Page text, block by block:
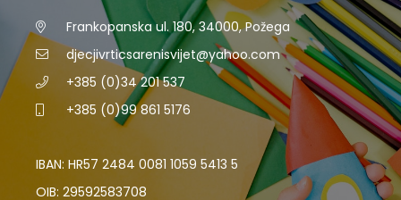
Frankopanska ul. 180, 34000, Požega
djecjivrticsarenisvijet@yahoo.com
+385 (0)34 201 537
+385 (0)99 861 5176
IBAN: HR57 2484 0081 1059 5413 5
OIB: 29592583708